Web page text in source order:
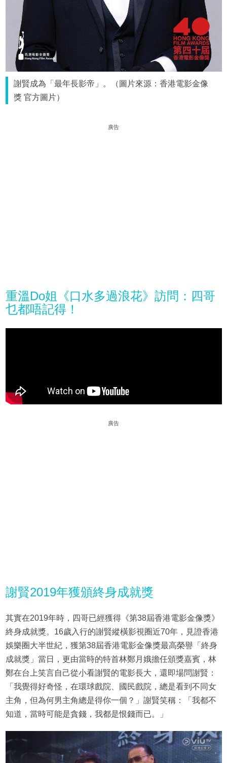
謝賢成為「最年長影帝」。（圖片來源：香港電影金像
獎 官方圖片）
廣告
重溫Do姐《口水多過浪花》訪問：四哥
乜都唔記得！
廣告
謝賢2019年獲頒終身成就獎
其實在2019年時，四哥已經獲得《第38屆香港電影金像獎》
終身成就獎。16歲入行的謝賢縱橫影視圈近70年，見證香港
娛樂圈大半世紀，獲第38屆香港電影金像獎最高榮譽「終身
成就獎」當日，更由當時的特首林鄭月娥擔任頒獎嘉賓，林
鄭在台上笑言自己從小看謝賢的電影長大，還即場問謝賢：
「我覺得好奇怪，在環球戲院、國民戲院，總是看到不同女
主角，但為何男主角總是得你一個？」謝賢笑稱：「我都不
知道，當時可能是貪錢，我都是恨錢而已。」